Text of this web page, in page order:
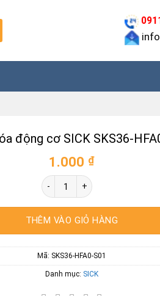
động cơ SICK SKS36-
1.000 ₫
Bộ mã hóa động cơ SICK
THÊM VÀO GIỎ HÀNG
Mã: SKS36-HFA0-S01
Danh mục: SICK